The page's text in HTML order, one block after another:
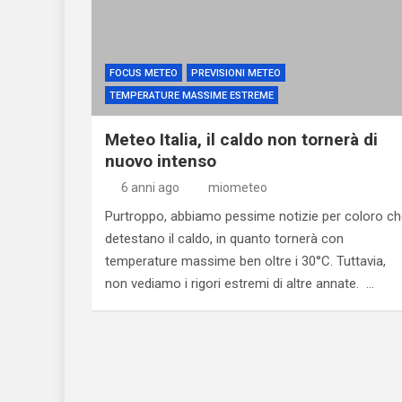
FOCUS METEO
PREVISIONI METEO
TEMPERATURE MASSIME ESTREME
Meteo Italia, il caldo non tornerà di
nuovo intenso
6 anni ago miometeo
Purtroppo, abbiamo pessime notizie per coloro
detestano il caldo, in quanto tornerà con
temperature massime ben oltre i 30°C. Tuttavia,
non vediamo i rigori estremi di altre annate. …